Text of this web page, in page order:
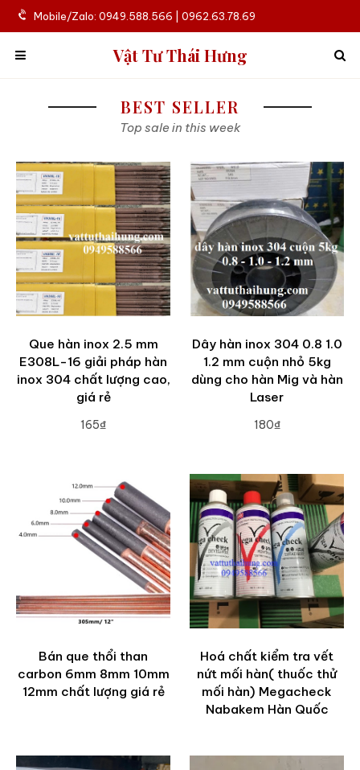
Mobile/Zalo: 0949.588.566 | 0962.63.78.69
Vật Tư Thái Hưng
BEST SELLER
Top sale in this week
Que hàn inox 2.5 mm
E308L-16 giải pháp hàn
inox 304 chất lượng cao,
giá rẻ
165₫
Dây hàn inox 304 0.8 1.0
1.2 mm cuộn nhỏ 5kg
dùng cho hàn Mig và hàn
Laser
180₫
Bán que thổi than
carbon 6mm 8mm 10mm
12mm chất lượng giá rẻ
Hoá chất kiểm tra vết
nứt mối hàn( thuốc thử
mối hàn) Megacheck
Nabakem Hàn Quốc